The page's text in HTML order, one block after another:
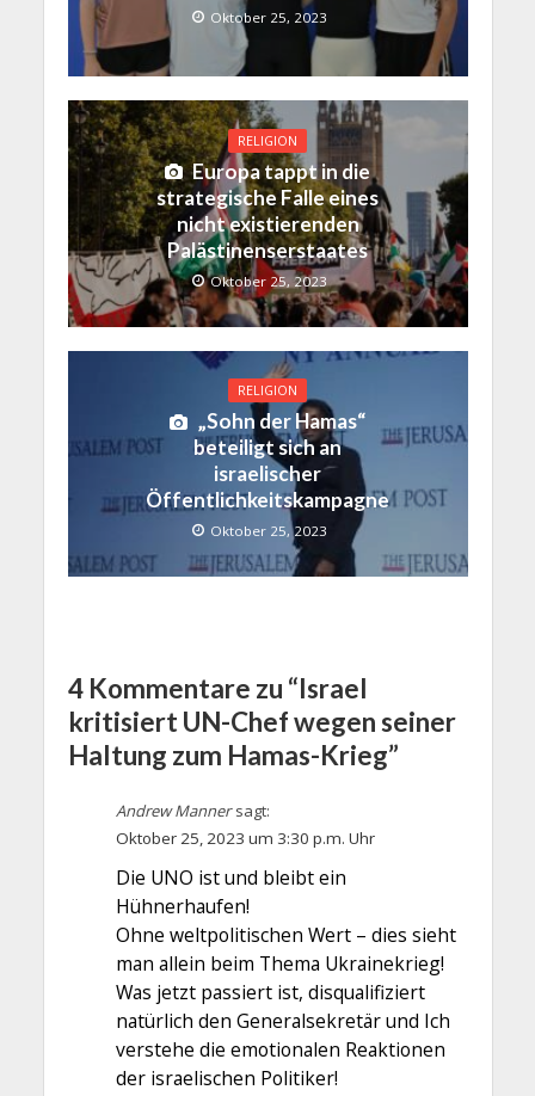
Oktober 25, 2023
RELIGION
Europa tappt in die
strategische Falle eines
nicht existierenden
Palästinenserstaates
Oktober 25, 2023
RELIGION
„Sohn der Hamas“
beteiligt sich an
israelischer
Öffentlichkeitskampagne
Oktober 25, 2023
4 Kommentare zu “Israel
kritisiert UN-Chef wegen seiner
Haltung zum Hamas-Krieg”
Andrew Manner sagt:
Oktober 25, 2023 um 3:30 p.m. Uhr
Die UNO ist und bleibt ein
Hühnerhaufen!
Ohne weltpolitischen Wert – dies sieht
man allein beim Thema Ukrainekrieg!
Was jetzt passiert ist, disqualifiziert
natürlich den Generalsekretär und Ich
verstehe die emotionalen Reaktionen
der israelischen Politiker!